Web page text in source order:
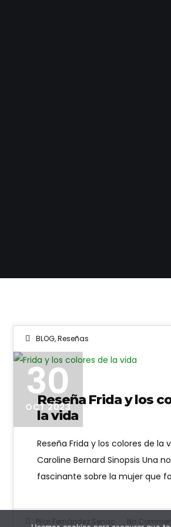
BLOG,Reseñas
30
OCT 2023
Reseña Frida y los
la vida
Reseña Frida y los colores de la
Caroline Bernard Sinopsis Una
fascinante sobre la mujer que
Pilar Fernández Senac No